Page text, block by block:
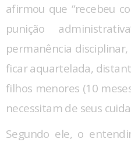
afirmou que “recebeu
punição
permanência
ficar aquartelada,
filhos menores (10
necessitam de seus
Segundo ele, o